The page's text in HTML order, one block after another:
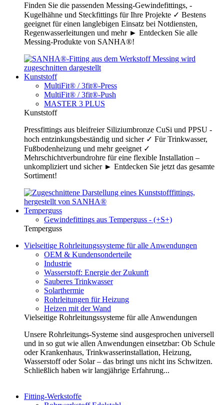
Finden Sie die passenden Messing-Gewindefittings, -
Kugelhähne und Steckfittings für Ihre Projekte ✓ Bestens
geeignet für einen langlebigen Einsatz bei Notdiensten,
Regenwasserleitungen und mehr ► Entdecken Sie alle
Messing-Produkte von SANHA®!
Kunststoff
MultiFit® / 3fit®-Press
MultiFit® / 3fit®-Push
MASTER 3 PLUS
Kunststoff
Pressfittings aus bleifreier Siliziumbronze CuSi und PPSU -
hoch entzinkungsbeständig und sicher ✓ Für Trinkwasser,
Fußbodenheizung und mehr geeignet ✓
Mehrschichtverbundrohre für eine flexible Installation –
unkompliziert und sicher ► Entdecken Sie jetzt das gesamte
Sortiment!
Temperguss
Gewindefittings aus Temperguss - (+S+)
Temperguss
Vielseitige Rohrleitungssysteme für alle Anwendungen
OEM & Kundensonderteile
Industrie
Wasserstoff: Energie der Zukunft
Sauberes Trinkwasser
Solarthermie
Rohrleitungen für Heizung
Heizen mit der Wand
Vielseitige Rohrleitungssysteme für alle Anwendungen
Unsere Rohrleitungs-Systeme sind ausgesprochen universell
und in so gut wie allen Anwendungen einsetzbar: Ob Schule
oder Krankenhaus, Trinkwasserinstallation, Heizung,
Wasserstoff oder Solar – das bringt uns nicht ins Schwitzen.
Schließlich haben wir langjährige Erfahrung...
Fitting-Werkstoffe